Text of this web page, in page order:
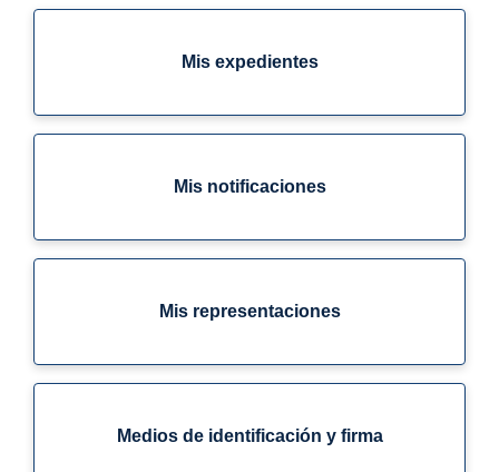
Mis expedientes
Mis notificaciones
Mis representaciones
Medios de identificación y firma